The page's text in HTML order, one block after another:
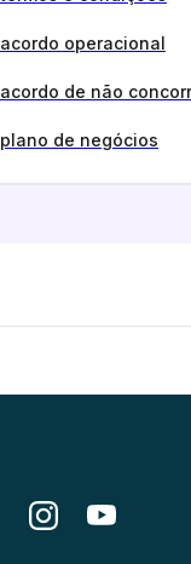
operacional
de não
de negócios